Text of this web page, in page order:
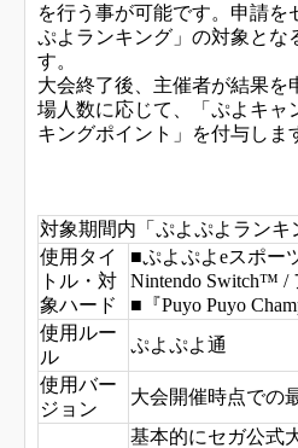
を行う事が可能です。申請を
ぷよランキング」の対象とな
す。
大会終了後、主催者が結果を
場人数に応じて、「ぷよキャ
キングポイント」を付与しま
対象期間内「ぷよぷよラン
使用タイ
トル・対
象ハード
■ぷよぷよeスポー
Nintendo Switch™ /
■『Puyo Puyo
使用ルー
ル
ぷよぷよ通
使用バー
ジョン
大会開催時点での
基本的にセガ公式